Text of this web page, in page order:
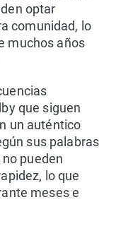
optar
comunidad, lo
muchos años
que siguen
un auténtico
sus palabras
pueden
lo que
meses e